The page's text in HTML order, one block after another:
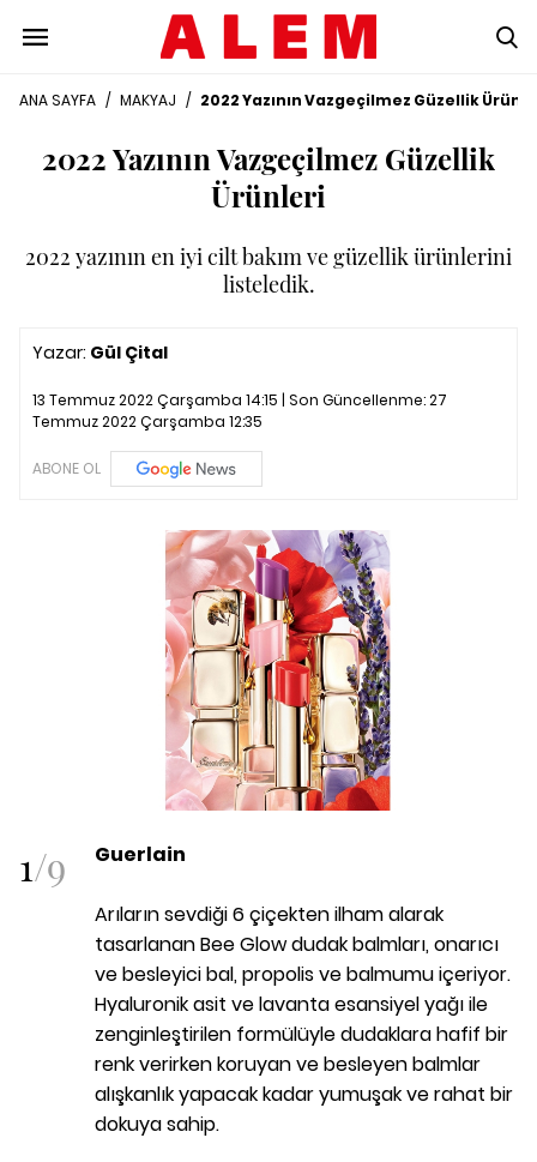
ANA SAYFA / MAKYAJ / 2022 Yazının Vazgeçilmez Güzellik
2022 Yazının Vazgeçilmez Güzellik
Ürünleri
2022 yazının en iyi cilt bakım ve güzellik ürünlerini
listeledik.
Yazar: Gül Çital
13 Temmuz 2022 Çarşamba 14:15 | Son Güncellenme:27
Temmuz 2022 Çarşamba 12:35
ABONE OL
1/9 Guerlain
Arıların sevdiği 6 çiçekten ilham alarak
tasarlanan Bee Glow dudak balmları, onarıcı
ve besleyici bal, propolis ve balmumu içeriyor.
Hyaluronik asit ve lavanta esansiyel yağı ile
zenginleştirilen formülüyle dudaklara hafif bir
renk verirken koruyan ve besleyen balmlar
alışkanlık yapacak kadar yumuşak ve rahat bir
dokuya sahip.